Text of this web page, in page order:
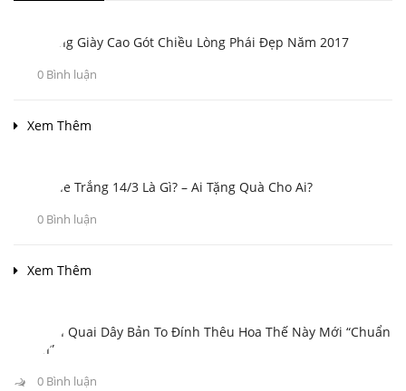
Xu Hướng Giày Cao Gót Chiều Lòng Phái Đẹp Năm 2017
0 Bình luận
Xem Thêm
Valentine Trắng 14/3 Là Gì? – Ai Tặng Quà Cho Ai?
0 Bình luận
Xem Thêm
Túi Xách Quai Dây Bản To Đính Thêu Hoa Thế Này Mới “chuẩn
Chỉnh”
0 Bình luận